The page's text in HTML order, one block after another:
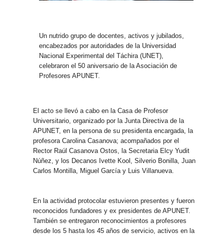
Un nutrido grupo de docentes, activos y jubilados,
encabezados por autoridades de la Universidad
Nacional Experimental del Táchira (UNET),
celebraron el 50 aniversario de la Asociación de
Profesores APUNET.
El acto se llevó a cabo en la Casa de Profesor
Universitario, organizado por la Junta Directiva de la
APUNET, en la persona de su presidenta encargada, la
profesora Carolina Casanova; acompañados por el
Rector Raúl Casanova Ostos, la Secretaria Elcy Yudit
Núñez, y los Decanos Ivette Kool, Silverio Bonilla, Juan
Carlos Montilla, Miguel García y Luis Villanueva.
En la actividad protocolar estuvieron presentes y fueron
reconocidos fundadores y ex presidentes de APUNET.
También se entregaron reconocimientos a profesores
desde los 5 hasta los 45 años de servicio, activos en la